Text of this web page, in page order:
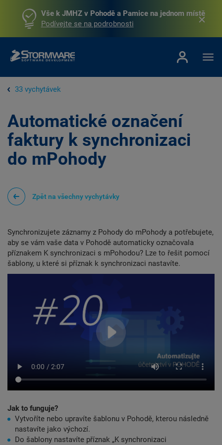
Vše k JMHZ v Pohodě a Pamice na jednom místě
Podívejte se na podrobnosti
33 vychytávek
Automatické označení
faktury k synchronizaci
do mPohody
Zpět na všechny vychytávky
Synchronizujete záznamy z Pohody do mPohody a potřebujete,
aby se vám vaše data v Pohodě automaticky označovala
příznakem K synchronizaci s mPohodou? Lze to řešit pomocí
šablony, u které si příznak k synchronizaci nastavíte.
Jak to funguje?
Vytvoříte nebo upravíte šablonu v Pohodě, kterou následně
nastavíte jako výchozí.
Do šablony nastavíte příznak „K synchronizaci